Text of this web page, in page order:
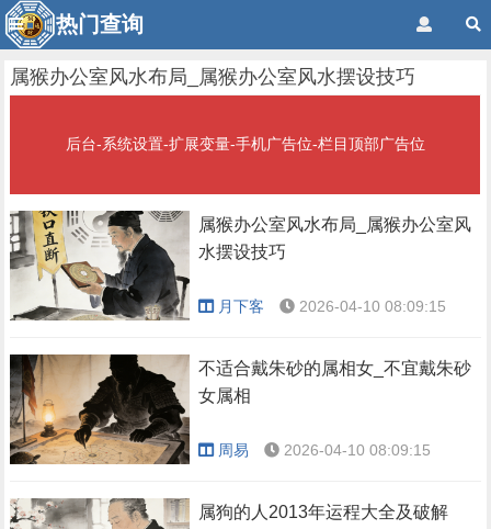
热门查询
属猴办公室风水布局_属猴办公室风水摆设技巧
后台-系统设置-扩展变量-手机广告位-栏目顶部广告位
属猴办公室风水布局_属猴办公室风
水摆设技巧
月下客 2026-04-10 08:09:15
不适合戴朱砂的属相女_不宜戴朱砂
女属相
周易 2026-04-10 08:09:15
属狗的人2013年运程大全及破解